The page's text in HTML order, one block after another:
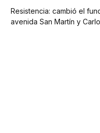
Resistencia: cambió el
avenida San Martín y